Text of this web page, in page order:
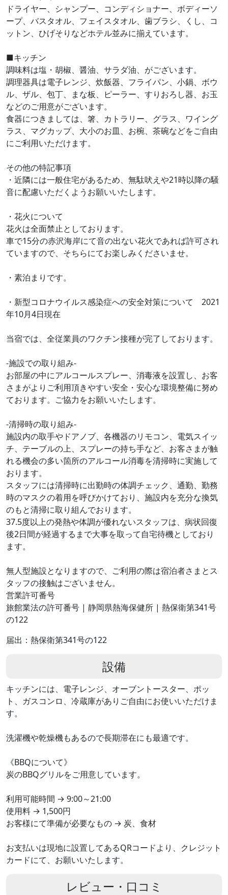
ドライヤー、シャンプー、コンディショナー、ボディーソ
ープ、バスタオル、フェイスタオル、歯ブラシ、くし、コ
ットン、ひげそりなどホテル並みに揃えています。
■キッチン
調味料は塩・胡椒、醤油、サラダ油、がございます。
調理器具は電子レンジ、炊飯器、フライパン、小鍋、ボウ
ル、ザル、包丁、まな板、ピーラー、すりおろし器、お玉
などのご用意がございます。
食器につきましては、箸、カトラリー、グラス、ワイング
ラス、マグカップ、大小のお皿、お椀、茶碗などをご自由
にご利用いただけます。
その他の特記事項
・近隣には一般住宅があるため、無駄吠えや21時以降の騒
音に配慮いただくようお願いいたします。
・花火について
花火は全面禁止としております。
車で15分の赤沢海岸にて音の出ない花火であれば許可され
ていますので、そちらにてお楽しみくださいませ。
・素泊まりです。
・新型コロナウイルス感染症への安全対策について 2021
年10月4日現在
当宿では、全従業員のワクチン接種が完了しております。
-施設での取り組み-
お部屋の中にアルコールスプレー、消毒液を設置し、お客
さまがよりご利用頂きやすい安全・安心な環境整備に努め
ております。ご協力をお願いいたします。
-清掃時の取り組み-
施設内の取手やドアノブ、各機器のリモコン、電気スイッ
チ、テーブルの上、スプレーの持ち手など、お客さまが触
れる機会の多い箇所のアルコール消毒を清掃時に実施して
おります。
スタッフには清掃時に出勤時の体調チェック、通勤、勤務
時のマスクの着用を呼びかけており、施設内を充分な換気
のもと清掃に取り組んでおります。
37.5度以上の発熱や体調が優れないスタッフは、病状回復
後2日間が経過するまで大事を取って自宅待機としており
ます。
無人型施設となりますので、ご利用の際は宿泊者さまとス
タッフの接触はございません。
営業許可番号
旅館業法の許可番号 | 静岡県熱海保健所 | 熱保衛第341号
の122
届出：熱保衛第341号の122
設備
キッチンには、電子レンジ、オーブントースター、ポッ
ト、ガスコンロ、冷蔵庫がありご自由にお使いいただけま
す。
洗濯機や乾燥機もあるので長期滞在にも最適です。
《BBQについて》
炭のBBQグリルをご用意しています。
利用可能時間 → 9:00～21:00
使用料 → 1,500円
お客様にて準備が必要なもの → 炭、食材
お支払いは現地に設置してあるQRコードより、クレジット
カードにて、お願いいたします。
レビュー・口コミ